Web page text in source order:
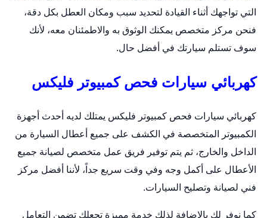
التي تواجهك أثناء القيادة لتحديد سبب ومكان العطل بكل دقة،
فنحن مركز متخصص يمكنك الوثوق به والاطمئنان معه، لأنك
سوف تستلم سيارتك في أفضل حال.
كهربائي سيارات فحص كمبيوتر فليكس
كهربائي سيارات فحص كمبيوتر فليكس يمتلك لديه أحدث أجهزة
الكمبيوتر المتخصصة في الكشف على جميع أعطال السيارة من
الداخل والخارج، ثم يتم توفير فريق عمل متخصص لصيانة جميع
الأعطال على أكمل وجه وفي وقت سريع جداً، لأننا أفضل مركز
فني لصيانة وتصليح السيارات.
كما نوفر لك بالإضافة لذلك خدمة مميزة تجعلك تضمن التعامل